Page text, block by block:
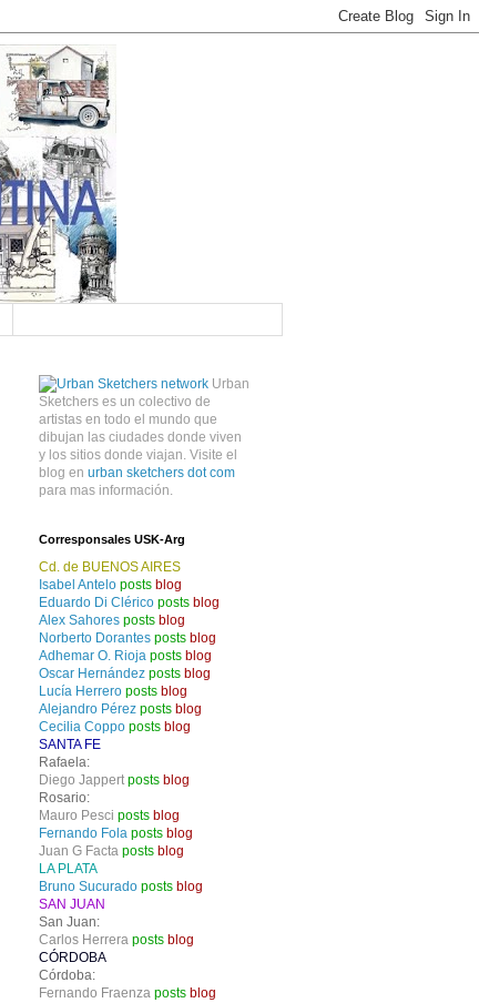
Urban
Sketchers es un colectivo de
artistas en todo el mundo que
dibujan las ciudades donde viven
y los sitios donde viajan. Visite el
blog en urban sketchers dot com
para mas información.
Corresponsales USK-Arg
Cd. de BUENOS AIRES
Isabel Antelo posts blog
Eduardo Di Clérico posts blog
Alex Sahores posts blog
Norberto Dorantes posts blog
Adhemar O. Rioja posts blog
Oscar Hernández posts blog
Lucía Herrero posts blog
Alejandro Pérez posts blog
Cecilia Coppo posts blog
SANTA FE
Rafaela:
Diego Jappert posts blog
Rosario:
Mauro Pesci posts blog
Fernando Fola posts blog
Juan G Facta posts blog
LA PLATA
Bruno Sucurado posts blog
SAN JUAN
San Juan:
Carlos Herrera posts blog
CÓRDOBA
Córdoba:
Fernando Fraenza posts blog